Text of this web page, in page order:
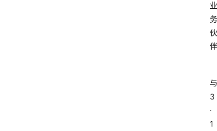
业
务
伙
伴
与
3
·
1